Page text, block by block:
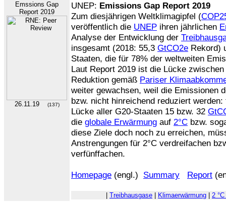
Emssions Gap
Report 2019
26.11.19 (137)
UNEP: Emissions Gap Report 2019
Zum diesjährigen Weltklimagipfel (
veröffentlich die UNEP ihren jährlichen
Analyse der Entwicklung der
insgesamt (2018: 55,3 GtCO2e Rekord)
Staaten, die für 78% der weltweiten
Laut Report 2019 ist die Lücke
Reduktion gemäß Pariser
weiter gewachsen, weil die Emissionen
bzw. nicht hinreichend reduziert
Lücke aller G20-Staaten 15 bzw. 32
die globale Erwärmung auf 2°C bzw.
diese Ziele doch noch zu erreichen,
Anstrengungen für 2°C verdreifachen
verfünffachen.
Homepage (engl.) Summary Report
Treibhausgase Klimaerwärmung 2